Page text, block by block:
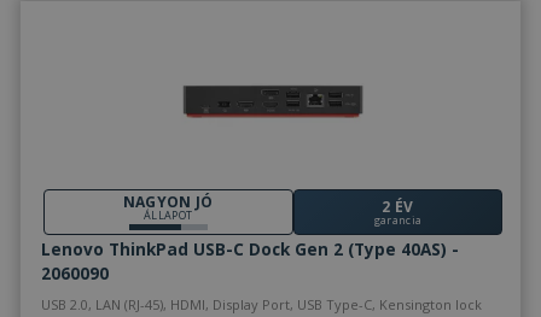
NAGYON JÓ
ÁLLAPOT 2 ÉV
garancia
Lenovo ThinkPad USB-C Dock Gen 2 (Type 40AS) -
2060090
USB 2.0, LAN (RJ-45), HDMI, Display Port, USB Type-C, Kensington lock